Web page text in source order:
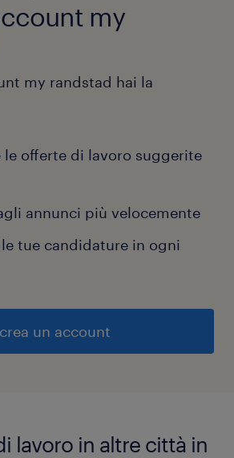
my
my randstad hai la
le offerte di lavoro suggerite
annunci più velocemente
tue candidature in ogni
crea un account
lavoro in altre città in